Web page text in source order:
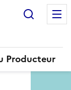
Producteur